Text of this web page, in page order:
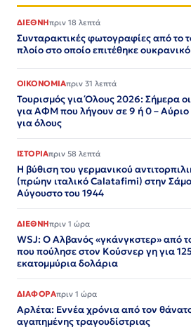
ΔΙΕΘΝΗπριν 18 λεπτά
Συνταρακτικές φωτογραφίες από το
πλοίο στο οποίο επιτέθηκε
ΟΙΚΟΝΟΜΙΑπριν 31 λεπτά
Τουρισμός για Όλους 2026: Σήμερα οι
για ΑΦΜ που λήγουν σε 9 ή 0 – Αύριο
για όλους
ΙΣΤΟΡΙΑπριν 58 λεπτά
Η βύθιση του γερμανικού
(πρώην ιταλικό Calatafimi) στην
Αύγουστο του 1944
ΔΙΕΘΝΗπριν 1 ώρα
WSJ: Ο Αλβανός «γκάνγκστερ» από
που πούλησε στον Κούσνερ γη για 125
εκατομμύρια δολάρια
ΔΙΑΦΟΡΑπριν 1 ώρα
Αρλέτα: Εννέα χρόνια από τον
αγαπημένης τραγουδίστριας